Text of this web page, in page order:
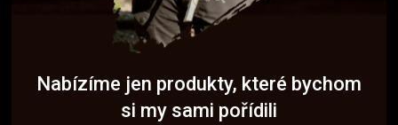
Nabízíme jen produkty, které bychom
si my sami pořídili